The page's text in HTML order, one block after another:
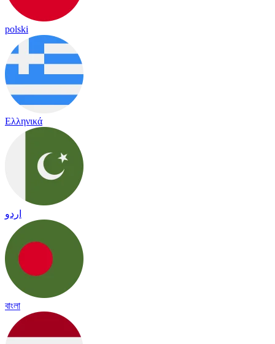
polski
Ελληνικά
اردو
বাংলা